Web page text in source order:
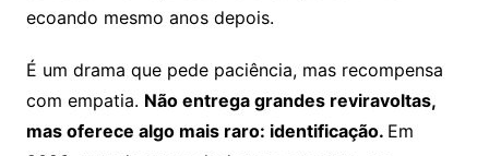
ecoando mesmo anos depois.
É um drama que pede paciência, mas recompensa
com empatia. Não entrega grandes reviravoltas,
mas oferece algo mais raro: identificação. Em